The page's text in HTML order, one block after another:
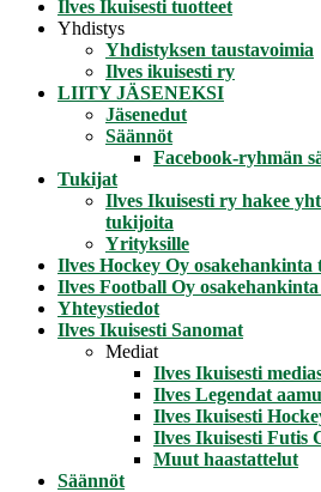
Ilves Ikuisesti tuotteet
Yhdistys
Yhdistyksen taustavoimia
Ilves ikuisesti ry
LIITY JÄSENEKSI
Jäsenedut
Säännöt
Facebook-ryhmän
Tukijat
Ilves Ikuisesti ry hakee
tukijoita
Yrityksille
Ilves Hockey Oy
Ilves Football Oy
Yhteystiedot
Ilves Ikuisesti Sanomat
Mediat
Ilves Ikuisesti
Ilves Legendat
Ilves Ikuisesti
Ilves Ikuisesti Futis
Muut haastattelut
Säännöt